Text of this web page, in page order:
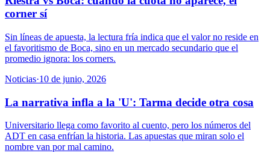
corner sí
Sin líneas de apuesta, la lectura fría indica que el valor no reside en
el favoritismo de Boca, sino en un mercado secundario que el
promedio ignora: los corners.
Noticias·10 de junio, 2026
La narrativa infla a la 'U': Tarma decide otra cosa
Universitario llega como favorito al cuento, pero los números del
ADT en casa enfrían la historia. Las apuestas que miran solo el
nombre van por mal camino.